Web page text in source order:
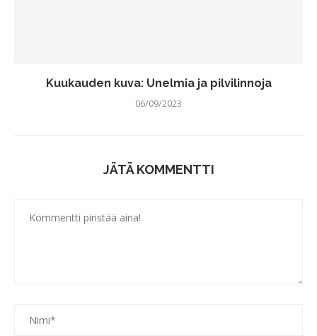
Kuukauden kuva: Unelmia ja pilvilinnoja
06/09/2023
JÄTÄ KOMMENTTI